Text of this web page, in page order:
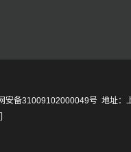
安备31009102000049号 地址：